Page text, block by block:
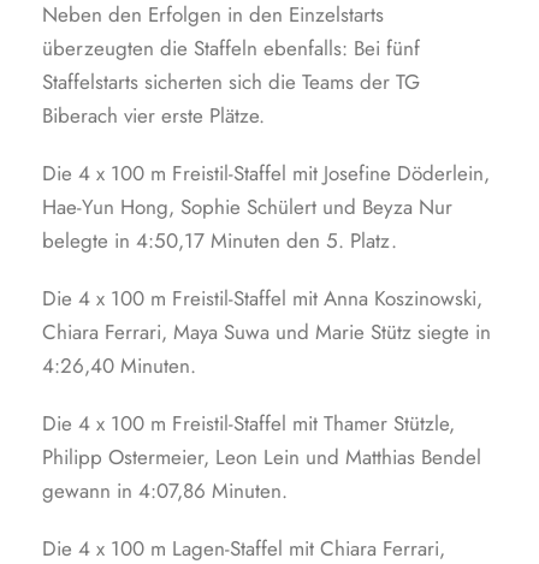
Neben den Erfolgen in den Einzelstarts
überzeugten die Staffeln ebenfalls: Bei fünf
Staffelstarts sicherten sich die Teams der TG
Biberach vier erste Plätze.
Die 4 x 100 m Freistil-Staffel mit Josefine Döderlein,
Hae-Yun Hong, Sophie Schülert und Beyza Nur
belegte in 4:50,17 Minuten den 5. Platz.
Die 4 x 100 m Freistil-Staffel mit Anna Koszinowski,
Chiara Ferrari, Maya Suwa und Marie Stütz siegte in
4:26,40 Minuten.
Die 4 x 100 m Freistil-Staffel mit Thamer Stützle,
Philipp Ostermeier, Leon Lein und Matthias Bendel
gewann in 4:07,86 Minuten.
Die 4 x 100 m Lagen-Staffel mit Chiara Ferrari,